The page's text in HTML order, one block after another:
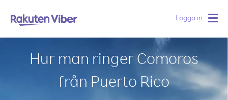
Logga in
Hur man ringer Comoros
från Puerto Rico